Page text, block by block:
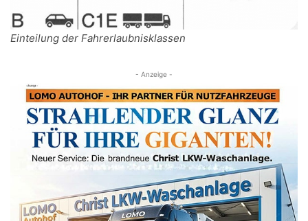
Einteilung der Fahrerlaubnisklassen
- Anzeige -